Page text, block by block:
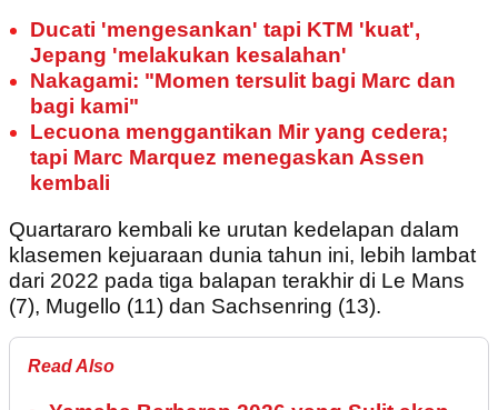
Ducati 'mengesankan' tapi KTM 'kuat',
Jepang 'melakukan kesalahan'
Nakagami: "Momen tersulit bagi Marc dan
bagi kami"
Lecuona menggantikan Mir yang cedera;
tapi Marc Marquez menegaskan Assen
kembali
Quartararo kembali ke urutan kedelapan dalam
klasemen kejuaraan dunia tahun ini, lebih lambat
dari 2022 pada tiga balapan terakhir di Le Mans
(7), Mugello (11) dan Sachsenring (13).
Read Also